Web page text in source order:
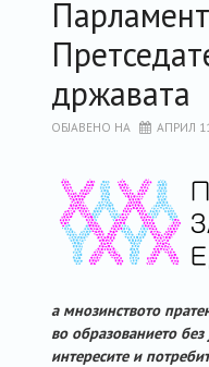
државата
ОБЈАВЕНО НА АПРИЛ
а мнозинството
во образованието
интересите и